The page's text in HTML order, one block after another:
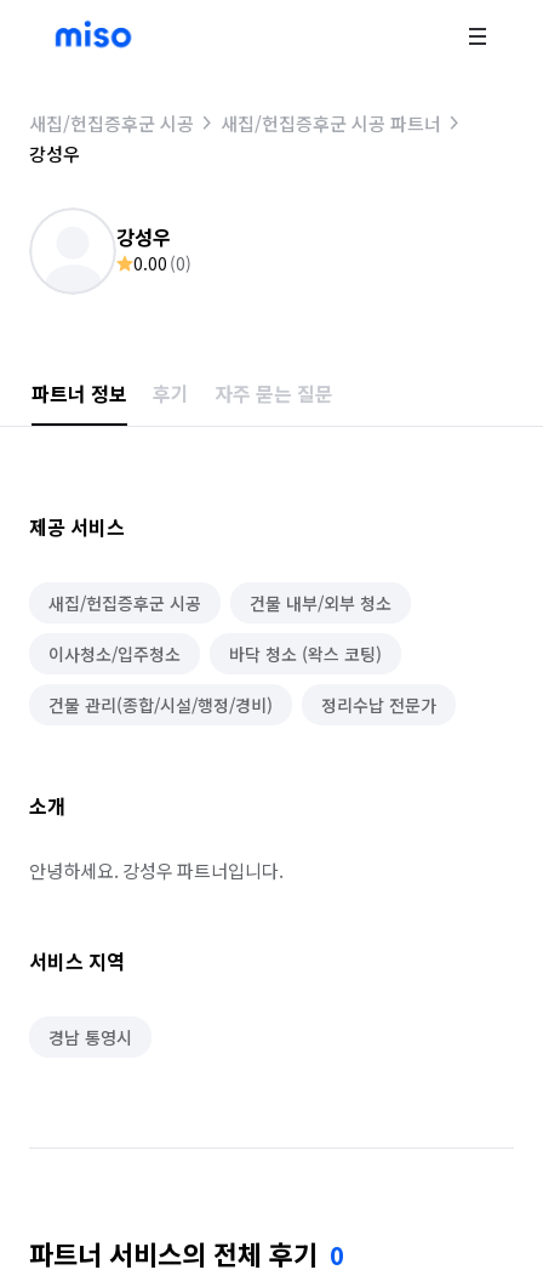
새집/헌집증후군 시공
새집/헌집증후군 시공 파트너
강성우
강성우
0.00 (0)
파트너 정보 후기 자주 묻는 질문
제공 서비스
새집/헌집증후군 시공 건물 내부/외부 청소
이사청소/입주청소 바닥 청소 (왁스 코팅)
건물 관리(종합/시설/행정/경비) 정리수납 전문가
소개
안녕하세요. 강성우 파트너입니다.
서비스 지역
경남 통영시
파트너 서비스의 전체 후기 0